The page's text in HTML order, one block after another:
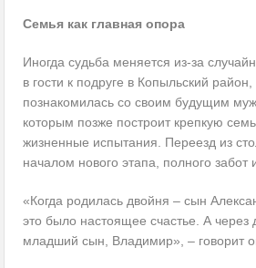
Семья как главная опора
Иногда судьба меняется из-за
в гости к подруге в Копыльский
познакомилась со своим будущим
которым позже построит крепкую
жизненные испытания. Переезд из
началом нового этапа, полного забот
«Когда родилась двойня – сын
это было настоящее счастье. А через
младший сын, Владимир», – говорит